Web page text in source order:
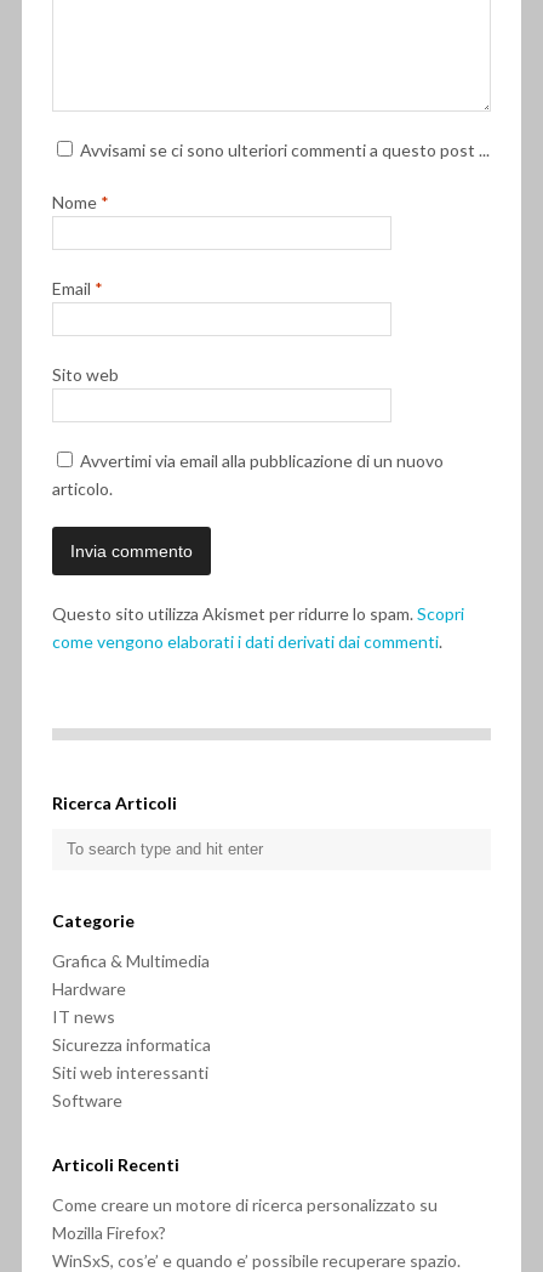
Avvisami se ci sono ulteriori commenti a questo post ...
Nome *
Email *
Sito web
Avvertimi via email alla pubblicazione di un nuovo
articolo.
Questo sito utilizza Akismet per ridurre lo spam.Scopri
come vengono elaborati i dati derivati dai commenti.
Ricerca Articoli
Categorie
Grafica & Multimedia
Hardware
IT news
Sicurezza informatica
Siti web interessanti
Software
Articoli Recenti
Come creare un motore di ricerca personalizzato su
Mozilla Firefox?
WinSxS, cos’e’ e quando e’ possibile recuperare spazio.